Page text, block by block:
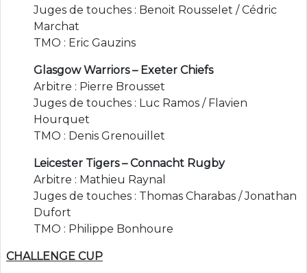
Juges de touches : Benoit Rousselet / Cédric
Marchat
TMO : Eric Gauzins
Glasgow Warriors – Exeter Chiefs
Arbitre : Pierre Brousset
Juges de touches : Luc Ramos / Flavien
Hourquet
TMO : Denis Grenouillet
Leicester Tigers – Connacht Rugby
Arbitre : Mathieu Raynal
Juges de touches : Thomas Charabas / Jonathan
Dufort
TMO : Philippe Bonhoure
CHALLENGE CUP